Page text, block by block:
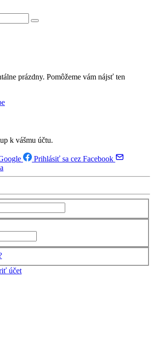
prázdny. Pomôžeme vám nájsť ten
k vášmu účtu.
Prihlásiť sa cez Facebook
účet